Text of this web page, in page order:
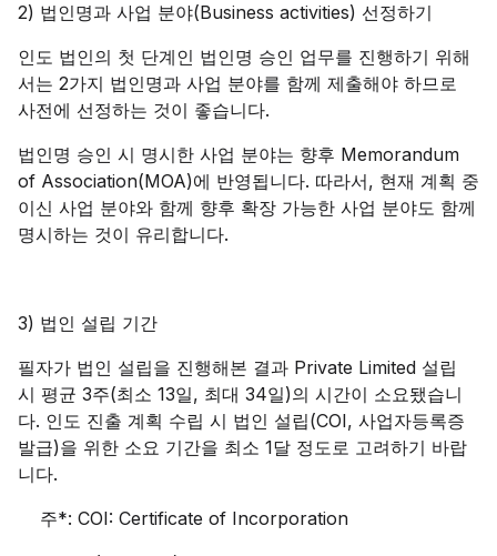
2) 법인명과 사업 분야(Business activities) 선정하기
인도 법인의 첫 단계인 법인명 승인 업무를 진행하기 위해
서는 2가지 법인명과 사업 분야를 함께 제출해야 하므로
사전에 선정하는 것이 좋습니다.
법인명 승인 시 명시한 사업 분야는 향후 Memorandum
of Association(MOA)에 반영됩니다. 따라서, 현재 계획 중
이신 사업 분야와 함께 향후 확장 가능한 사업 분야도 함께
명시하는 것이 유리합니다.
3) 법인 설립 기간
필자가 법인 설립을 진행해본 결과 Private Limited 설립
시 평균 3주(최소 13일, 최대 34일)의 시간이 소요됐습니
다. 인도 진출 계획 수립 시 법인 설립(COI, 사업자등록증
발급)을 위한 소요 기간을 최소 1달 정도로 고려하기 바랍
니다.
주*: COI: Certificate of Incorporation